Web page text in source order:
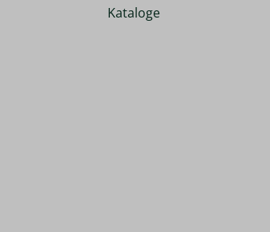
Kataloge